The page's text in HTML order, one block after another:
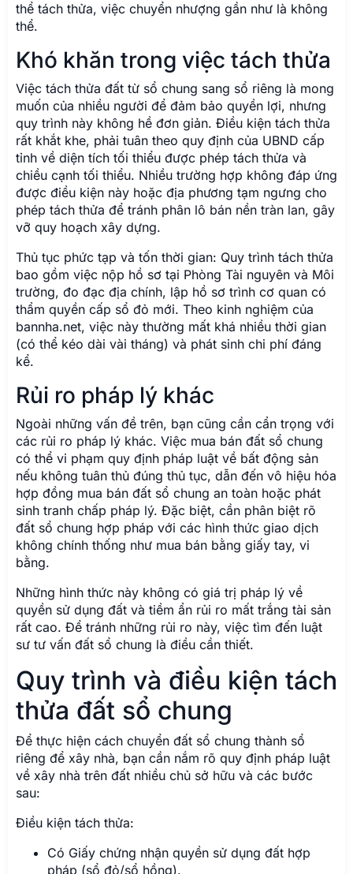
thể tách thửa, việc chuyển nhượng gần như là không
thể.
Khó khăn trong việc tách thửa
Việc tách thửa đất từ sổ chung sang sổ riêng là mong
muốn của nhiều người để đảm bảo quyền lợi, nhưng
quy trình này không hề đơn giản. Điều kiện tách thửa
rất khắt khe, phải tuân theo quy định của UBND cấp
tỉnh về diện tích tối thiểu được phép tách thửa và
chiều cạnh tối thiểu. Nhiều trường hợp không đáp ứng
được điều kiện này hoặc địa phương tạm ngưng cho
phép tách thửa để tránh phân lô bán nền tràn lan, gây
vỡ quy hoạch xây dựng.
Thủ tục phức tạp và tốn thời gian: Quy trình tách thửa
bao gồm việc nộp hồ sơ tại Phòng Tài nguyên và Môi
trường, đo đạc địa chính, lập hồ sơ trình cơ quan có
thẩm quyền cấp sổ đỏ mới. Theo kinh nghiệm của
bannha.net, việc này thường mất khá nhiều thời gian
(có thể kéo dài vài tháng) và phát sinh chi phí đáng
kể.
Rủi ro pháp lý khác
Ngoài những vấn đề trên, bạn cũng cần cẩn trọng với
các rủi ro pháp lý khác. Việc mua bán đất sổ chung
có thể vi phạm quy định pháp luật về bất động sản
nếu không tuân thủ đúng thủ tục, dẫn đến vô hiệu hóa
hợp đồng mua bán đất sổ chung an toàn hoặc phát
sinh tranh chấp pháp lý. Đặc biệt, cần phân biệt rõ
đất sổ chung hợp pháp với các hình thức giao dịch
không chính thống như mua bán bằng giấy tay, vi
bằng.
Những hình thức này không có giá trị pháp lý về
quyền sử dụng đất và tiềm ẩn rủi ro mất trắng tài sản
rất cao. Để tránh những rủi ro này, việc tìm đến luật
sư tư vấn đất sổ chung là điều cần thiết.
Quy trình và điều kiện tách
thửa đất sổ chung
Để thực hiện cách chuyển đất sổ chung thành sổ
riêng để xây nhà, bạn cần nắm rõ quy định pháp luật
về xây nhà trên đất nhiều chủ sở hữu và các bước
sau:
Điều kiện tách thửa:
Có Giấy chứng nhận quyền sử dụng đất hợp
pháp (sổ đỏ/sổ hồng).